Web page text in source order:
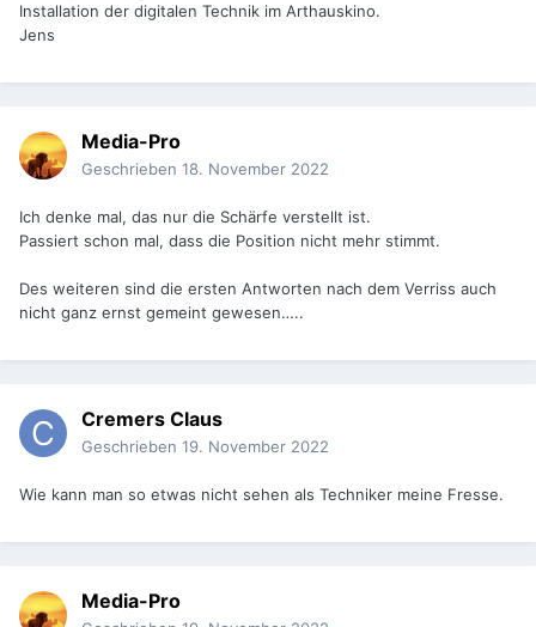
Installation der digitalen Technik im Arthauskino.
Jens
Media-Pro
Geschrieben 18. November 2022
Ich denke mal, das nur die Schärfe verstellt ist.
Passiert schon mal, dass die Position nicht mehr stimmt.
Des weiteren sind die ersten Antworten nach dem Verriss auch
nicht ganz ernst gemeint gewesen…..
Cremers Claus
Geschrieben 19. November 2022
Wie kann man so etwas nicht sehen als Techniker meine Fresse.
Media-Pro